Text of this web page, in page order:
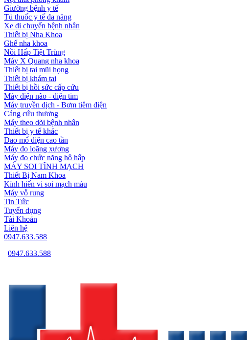
Giường bệnh y tế
Tủ thuốc y tế đa năng
Xe di chuyển bệnh nhân
Thiết bị Nha Khoa
Ghế nha khoa
Nồi Hấp Tiệt Trùng
Máy X Quang nha khoa
Thiết bị tai mũi họng
Thiết bị khám tai
Thiết bị hồi sức cấp cứu
Máy điện não - điện tim
Máy truyền dịch - Bơm tiêm điện
Cáng cứu thương
Máy theo dõi bệnh nhân
Thiết bị y tế khác
Dao mổ điện cao tần
Máy đo loãng xương
Máy đo chức năng hô hấp
MÁY SOI TĨNH MẠCH
Thiết Bị Nam Khoa
Kính hiển vi soi mạch máu
Máy vỗ rung
Tin Tức
Tuyển dụng
Tài Khoản
Liên hệ
0947.633.588
0947.633.588